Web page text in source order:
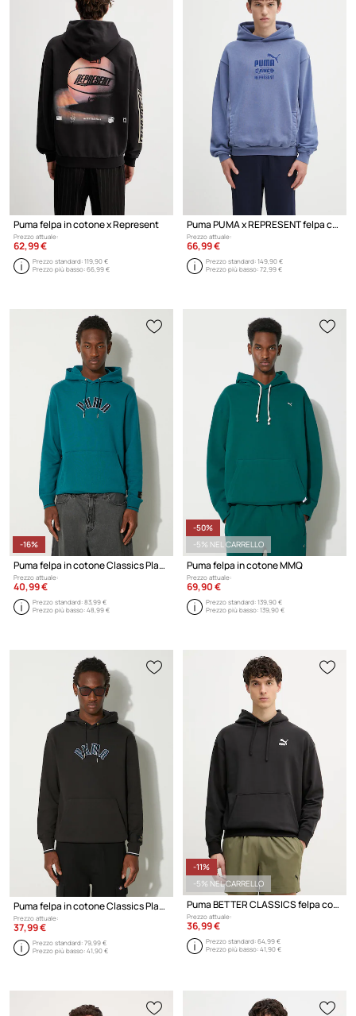
classici offrono una miscela di comfort e stile che risuona con una vasta
gamma di consumatori che apprezzano sia l'eccellenza atletica che la
design alla moda.
Puma felpa in cotone x Represent
Prezzo attuale:
62,99 €
Prezzo standard:119,90 €
Prezzo più basso:66,99 €
Puma PUMA x REPRESENT felpa con cappuccio in cotone da uomo
Prezzo attuale:
66,99 €
Prezzo standard:149,90 €
Prezzo più basso:72,99 €
-16%
Puma felpa in cotone Classics Play Paris Hoodie
Prezzo attuale:
40,99 €
Prezzo standard:83,99 €
Prezzo più basso:48,99 €
-50%
-5% NEL CARRELLO
Puma felpa in cotone MMQ
Prezzo attuale:
69,90 €
Prezzo standard:139,90 €
Prezzo più basso:139,90 €
Puma felpa in cotone Classics Play Paris Hoodie
Prezzo attuale:
37,99 €
Prezzo standard:79,99 €
Prezzo più basso:41,90 €
-11%
-5% NEL CARRELLO
Puma BETTER CLASSICS felpa con cappuccio in cotone da uomo
Prezzo attuale:
36,99 €
Prezzo standard:64,99 €
Prezzo più basso:41,90 €